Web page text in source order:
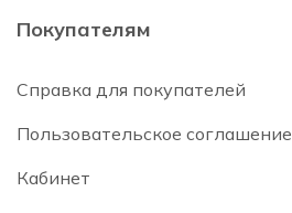
Покупателям
Справка для покупателей
Пользовательское соглашение
Кабинет